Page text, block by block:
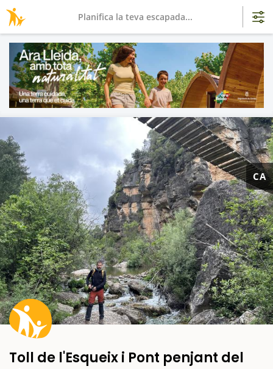
CA
Toll de l'Esqueix i Pont penjant del
Planifica la teva escapada...